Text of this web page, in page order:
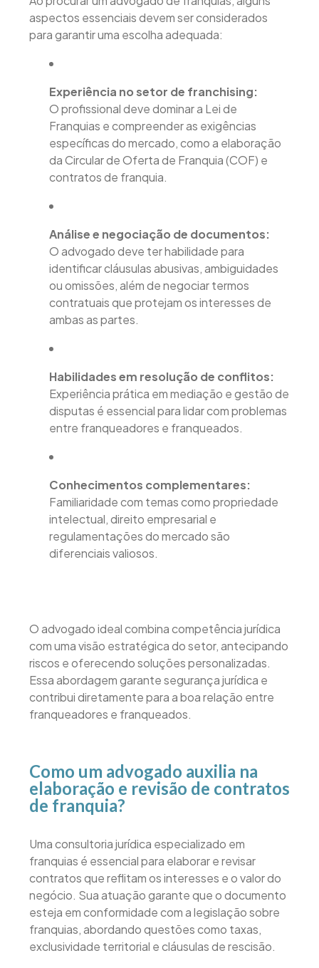
aspectos essenciais devem ser considerados
para garantir uma escolha adequada:
Experiência no setor de franchising:
O profissional deve dominar a Lei de
Franquias e compreender as exigências
específicas do mercado, como a elaboração
da Circular de Oferta de Franquia (COF) e
contratos de franquia.
Análise e negociação de documentos:
O advogado deve ter habilidade para
identificar cláusulas abusivas, ambiguidades
ou omissões, além de negociar termos
contratuais que protejam os interesses de
ambas as partes.
Habilidades em resolução de conflitos:
Experiência prática em mediação e gestão de
disputas é essencial para lidar com problemas
entre franqueadores e franqueados.
Conhecimentos complementares:
Familiaridade com temas como propriedade
intelectual, direito empresarial e
regulamentações do mercado são
diferenciais valiosos.
O advogado ideal combina competência jurídica
com uma visão estratégica do setor, antecipando
riscos e oferecendo soluções personalizadas.
Essa abordagem garante segurança jurídica e
contribui diretamente para a boa relação entre
franqueadores e franqueados.
Como um advogado auxilia na
elaboração e revisão de contratos
de franquia?
Uma consultoria jurídica especializado em
franquias é essencial para elaborar e revisar
contratos que reflitam os interesses e o valor do
negócio. Sua atuação garante que o documento
esteja em conformidade com a legislação sobre
franquias, abordando questões como taxas,
exclusividade territorial e cláusulas de rescisão.